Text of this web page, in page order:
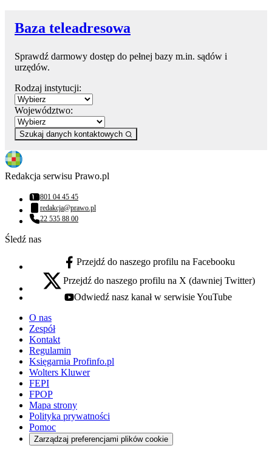
Baza teleadresowa
Sprawdź darmowy dostęp do pełnej bazy m.in. sądów i
urzędów.
Rodzaj instytucji:
Województwo:
Szukaj danych kontaktowych
Redakcja serwisu Prawo.pl
Numer telefonu:
801 04 45 45
Adres email:
redakcja@prawo.pl
Numer telefonu:
22 535 88 00
Śledź nas
facebook - otwiera się w nowej karcie
Przejdź do naszego profilu na Facebooku
x - otwiera się w nowej karcie
Przejdź do naszego profilu na X (dawniej Twitter)
youtube - otwiera się w nowej karcie
Odwiedź nasz kanał w serwisie YouTube
O nas
Zespół
Kontakt
Regulamin
Księgarnia Profinfo.pl
Wolters Kluwer
FEPI
FPOP
Mapa strony
Polityka prywatności
Pomoc
Zarządzaj preferencjami plików cookie